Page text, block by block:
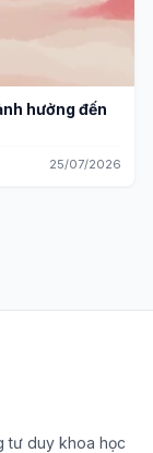
hưởng đến
25/07/2026
tư duy khoa học